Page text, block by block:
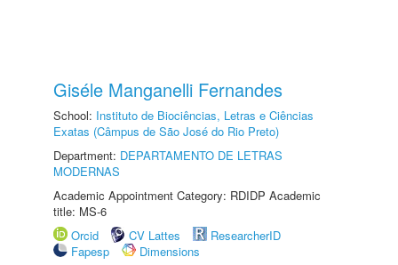
Giséle Manganelli Fernandes
School: Instituto de Biociências, Letras e Ciências
Exatas (Câmpus de São José do Rio Preto)
Department: DEPARTAMENTO DE LETRAS
MODERNAS
Academic Appointment Category: RDIDP Academic
title: MS-6
Orcid
CV Lattes
ResearcherID
Fapesp
Dimensions